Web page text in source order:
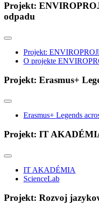
Projekt:
odpadu
Projekt:
O projekte
Projekt: Erasmus+
Erasmus+ Legends
Projekt: IT
IT AKADÉMIA
ScienceLab
Projekt: Rozvoj